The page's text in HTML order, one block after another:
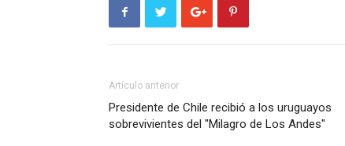
Artículo anterior
Presidente de Chile recibió a los uruguayos
sobrevivientes del "Milagro de Los Andes"